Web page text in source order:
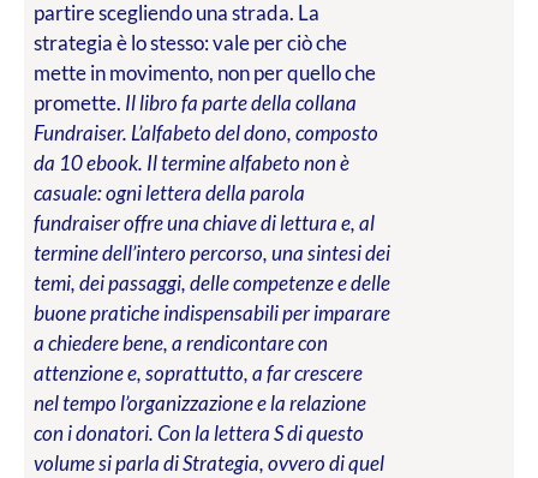
partire scegliendo una strada. La
strategia è lo stesso: vale per ciò che
mette in movimento, non per quello che
promette. Il libro fa parte della collana
Fundraiser. L’alfabeto del dono, composto
da 10 ebook. Il termine alfabeto non è
casuale: ogni lettera della parola
fundraiser offre una chiave di lettura e, al
termine dell’intero percorso, una sintesi dei
temi, dei passaggi, delle competenze e delle
buone pratiche indispensabili per imparare
a chiedere bene, a rendicontare con
attenzione e, soprattutto, a far crescere
nel tempo l’organizzazione e la relazione
con i donatori. Con la lettera S di questo
volume si parla di Strategia, ovvero di quel